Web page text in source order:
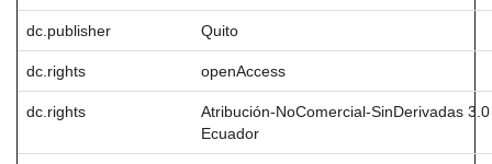
dc.publisher Quito
dc.rights openAccess
dc.rights
Atribución-NoComercial-SinDerivadas 3.0
Ecuador